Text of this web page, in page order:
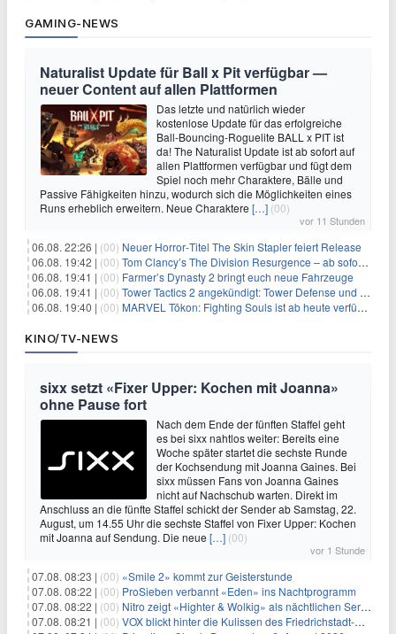
GAMING-NEWS
Naturalist Update für Ball x Pit verfügbar —
neuer Content auf allen Plattformen
Das letzte und natürlich wieder
kostenlose Update für das erfolgreiche
Ball-Bouncing-Roguelite BALL x PIT ist
da! The Naturalist Update ist ab sofort auf
allen Plattformen verfügbar und fügt dem
Spiel noch mehr Charaktere, Bälle und
Passive Fähigkeiten hinzu, wodurch sich die Möglichkeiten eines
Runs erheblich erweitern. Neue Charaktere […] (00)
vor 11 Stunden
06.08. 22:26 | (00) Neuer Horror‑Titel The Skin Stapler feiert Release
06.08. 19:42 | (00) Tom Clancy’s The Division Resurgence – ab sofort für euch verfügbar
06.08. 19:41 | (00) Farmer’s Dynasty 2 bringt euch neue Fahrzeuge
06.08. 19:41 | (00) Tower Tactics 2 angekündigt: Tower Defense und Deckbuilding Kombo kehrt zurück
06.08. 19:40 | (00) MARVEL Tōkon: Fighting Souls ist ab heute verfügbar
KINO/TV-NEWS
sixx setzt «Fixer Upper: Kochen mit Joanna»
ohne Pause fort
Nach dem Ende der fünften Staffel geht
es bei sixx nahtlos weiter: Bereits eine
Woche später startet die sechste Runde
der Kochsendung mit Joanna Gaines. Bei
sixx müssen Fans von Joanna Gaines
nicht auf Nachschub warten. Direkt im
Anschluss an die fünfte Staffel schickt der Sender ab Samstag, 22.
August, um 14.55 Uhr die sechste Staffel von Fixer Upper: Kochen
mit Joanna auf Sendung. Die neue […] (00)
vor 1 Stunde
07.08. 08:23 | (00) «Smile 2» kommt zur Geisterstunde
07.08. 08:22 | (00) ProSieben verbannt «Eden» ins Nachtprogramm
07.08. 08:22 | (00) Nitro zeigt «Highter & Wolkig» als nächtlichen Serienmarathon
07.08. 08:21 | (00) VOX blickt hinter die Kulissen des Friedrichstadt-Palasts